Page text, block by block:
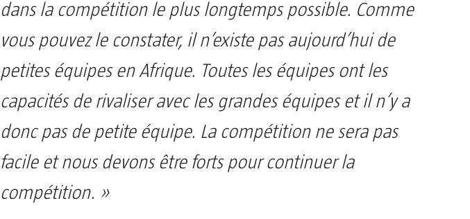
dans la compétition le plus longtemps possible. Comme
vous pouvez le constater, il n’existe pas aujourd’hui de
petites équipes en Afrique. Toutes les équipes ont les
capacités de rivaliser avec les grandes équipes et il n’y a
donc pas de petite équipe. La compétition ne sera pas
facile et nous devons être forts pour continuer la
compétition. »